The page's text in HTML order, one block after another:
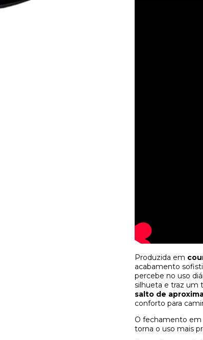
Produzida em
acabamento
percebe no uso
silhueta e traz um
salto de
conforto para
O fechamento em
torna o uso mais